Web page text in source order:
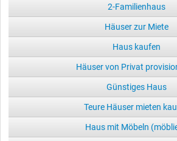
2-Familienhaus
Häuser zur Miete
Haus kaufen
Häuser von Privat
Günstiges Haus
Teure Häuser mieten
Haus mit Möbeln